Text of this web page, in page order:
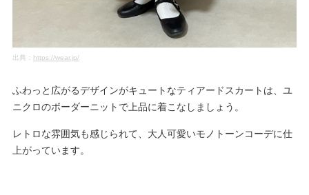
出典： https://wear.jp/
ふわっと広がるデザインがキュートなティアードスカートは、ユ
ニクロのボーダーニットで上品に着こなしましょう。
レトロな雰囲気も感じられて、大人可愛いモノトーンコーデに仕
上がっています。